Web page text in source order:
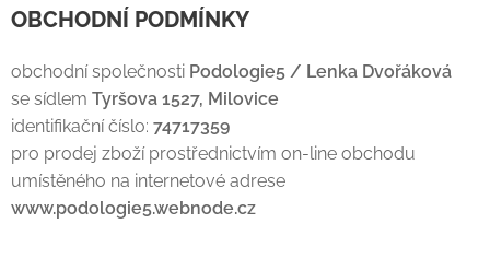
OBCHODNÍ PODMÍNKY
obchodní společnosti Podologie5 / Lenka Dvořáková
se sídlem Tyršova 1527, Milovice
identifikační číslo: 74717359
pro prodej zboží prostřednictvím on-line obchodu
umístěného na internetové adrese
www.podologie5.webnode.cz